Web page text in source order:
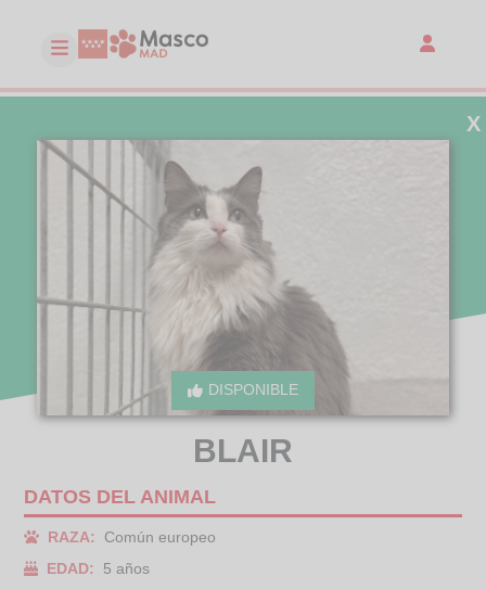
DISPONIBLE
X
BLAIR
DATOS DEL ANIMAL
RAZA:
Común europeo
EDAD:
5 años